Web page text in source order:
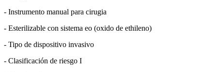
- Instrumento manual para cirugia
- Esterilizable con sistema eo (oxido de ethileno)
- Tipo de dispositivo invasivo
- Clasificación de riesgo I